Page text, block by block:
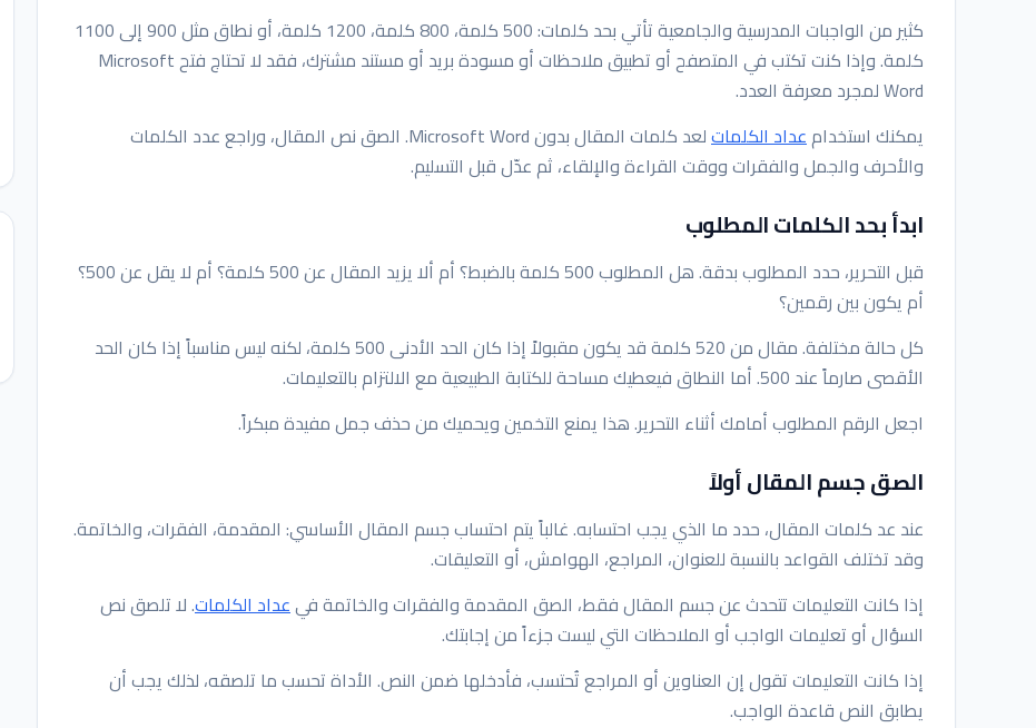
كثير من الواجبات المدرسية والجامعية تأتي بحد كلمات: 500 كلمة، 800 كلمة، 1200 كلمة، أو نطاق مثل 900 إلى 1100
كلمة. وإذا كنت تكتب في المتصفح أو تطبيق ملاحظات أو مسودة بريد أو مستند مشترك، فقد لا تحتاج فتح Microsoft
Word لمجرد معرفة العدد.
يمكنك استخدامعداد الكلمات
لعد كلمات المقال بدون Microsoft Word. الصق نص المقال، وراجع عدد الكلمات
والأحرف والجمل والفقرات ووقت القراءة والإلقاء، ثم عدّل قبل التسليم.
ابدأ بحد الكلمات المطلوب
قبل التحرير، حدد المطلوب بدقة. هل المطلوب 500 كلمة بالضبط؟ أم ألا يزيد المقال عن 500 كلمة؟ أم لا يقل عن 500؟
أم يكون بين رقمين؟
كل حالة مختلفة. مقال من 520 كلمة قد يكون مقبولاً إذا كان الحد الأدنى 500 كلمة، لكنه ليس مناسباً إذا كان الحد
الأقصى صارماً عند 500. أما النطاق فيعطيك مساحة للكتابة الطبيعية مع الالتزام بالتعليمات.
اجعل الرقم المطلوب أمامك أثناء التحرير. هذا يمنع التخمين ويحميك من حذف جمل مفيدة مبكراً.
الصق جسم المقال أولاً
عند عد كلمات المقال، حدد ما الذي يجب احتسابه. غالباً يتم احتساب جسم المقال الأساسي: المقدمة، الفقرات، والخاتمة.
وقد تختلف القواعد بالنسبة للعنوان، المراجع، الهوامش، أو التعليقات.
إذا كانت التعليمات تتحدث عن جسم المقال فقط، الصق المقدمة والفقرات والخاتمة فيعداد الكلمات. لا تلصق نص
السؤال أو تعليمات الواجب أو الملاحظات التي ليست جزءاً من إجابتك.
إذا كانت التعليمات تقول إن العناوين أو المراجع تُحتسب، فأدخلها ضمن النص. الأداة تحسب ما تلصقه، لذلك يجب أن
يطابق النص قاعدة الواجب.